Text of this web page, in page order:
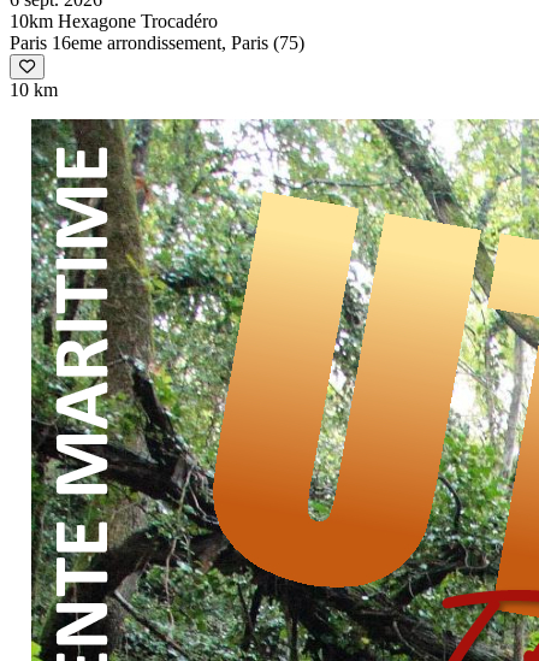
10km Hexagone Trocadéro
Paris 16eme arrondissement, Paris (75)
10 km